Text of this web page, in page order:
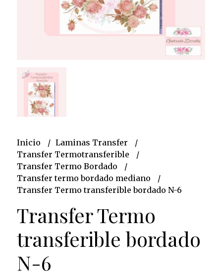
Inicio
Laminas Transfer
Transfer Termotransferible
Transfer Termo Bordado
Transfer termo bordado mediano
Transfer Termo transferible bordado N-6
Transfer Termo
transferible bordado
N-6